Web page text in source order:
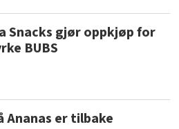
Snacks gjør oppkjøp for
BUBS
Ananas er tilbake